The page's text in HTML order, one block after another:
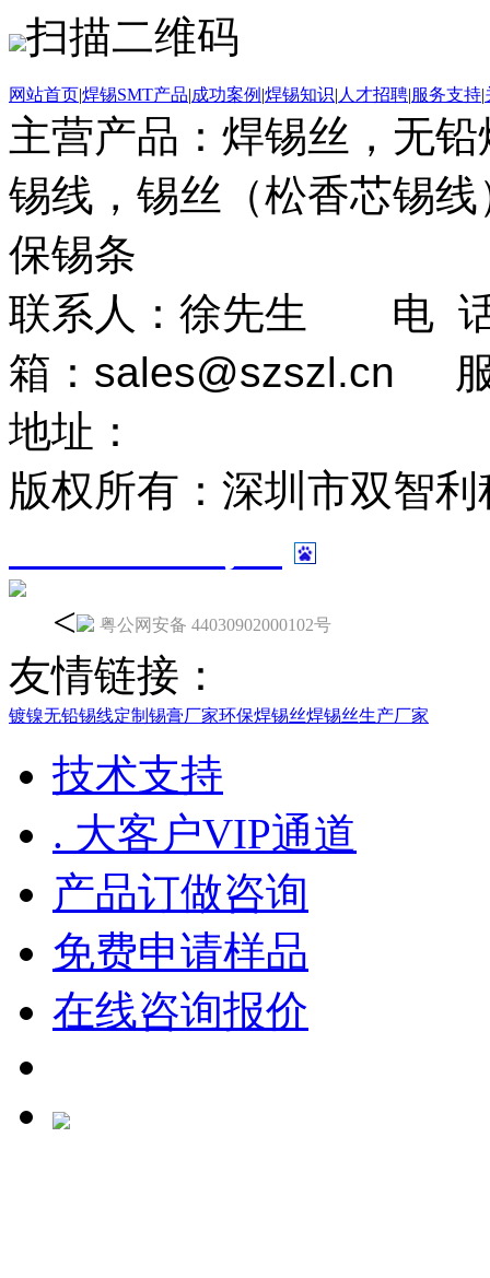
扫描二维码
网站首页|焊锡SMT产品|成功案例 |焊锡知识| 人才招聘|服务支持|
主营产品：焊锡丝，无
锡线，锡丝（松香芯锡
保锡条
联系人：徐先生 电
箱： sales@szszl.cn 服
地址：
版权所有：深圳市双智
<
粤公网安备 44030902000102号
友情链接：
镀镍无铅锡线定制 锡膏厂家环保焊锡丝焊锡丝生产厂家
技术支持
. 大客户VIP通道
产品订做咨询
免费申请样品
在线咨询报价